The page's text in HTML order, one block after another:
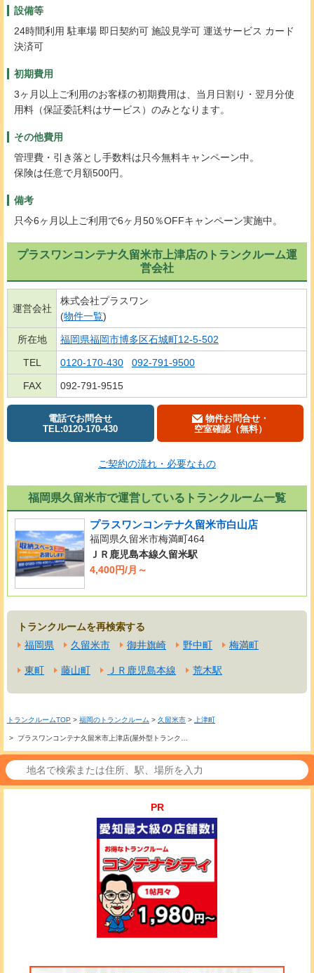
設備等
24時間利用 駐車場 即日契約可 施設見学可 運送サービス カード
決済可
初期費用
3ヶ月以上ご利用のお客様の初期費用は、当月日割り・翌月分使
用料（保証委託料はサービス）のみとなります。
その他費用
管理費・引き落とし手数料は只今無料キャンペーン中。
保険は任意で月額500円。
備考
只今6ヶ月以上ご利用で6ヶ月50％OFFキャンペーン実施中。
プラスワンコンテナ久留米市上津店のトランクルーム運
営会社
運営会社
株式会社プラスワン
(物件一覧)
所在地 福岡県福岡市博多区石城町12-5-502
TEL 0120-170-430 092-791-9500
FAX 092-791-9515
電話でお問合せ
TEL:0120-170-430
物件お問合せ・
空室確認（無料）
ご契約の流れ・必要なもの
福岡県久留米市で運営しているトランクルーム一覧
プラスワンコンテナ久留米市白山店
福岡県久留米市梅満町464
ＪＲ鹿児島本線久留米駅
4,400円/月～
トランクルームを再検索する
福岡県
久留米市 御井旗崎 野中町 梅満町
東町 藤山町 ＪＲ鹿児島本線 荒木駅
トランクルームTOP > 福岡のトランクルーム > 久留米市 > 上津町
> プラスワンコンテナ久留米市上津店(屋外型トランク…
PR